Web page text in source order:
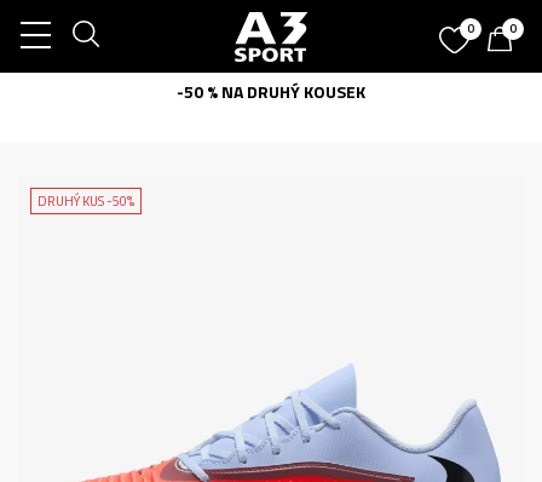
0 0
-50 % NA DRUHÝ KOUSEK
DRUHÝ KUS -50%